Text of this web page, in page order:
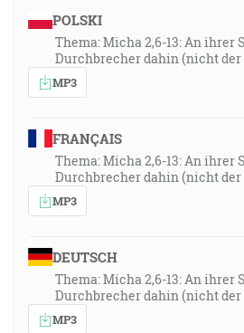
POLSKI
Thema: Micha 2,6-13: An ihrer
Durchbrecher dahin (nicht der
MP3
FRANÇAIS
Thema: Micha 2,6-13: An ihrer
Durchbrecher dahin (nicht der
MP3
DEUTSCH
Thema: Micha 2,6-13: An ihrer
Durchbrecher dahin (nicht der
MP3